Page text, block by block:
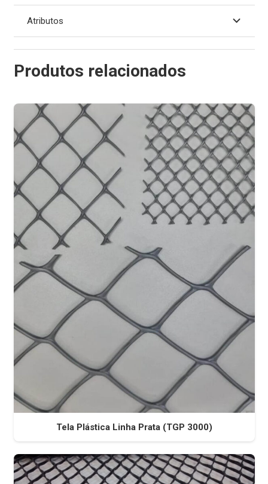
Atributos
Produtos relacionados
Tela Plástica Linha Prata (TGP 3000)